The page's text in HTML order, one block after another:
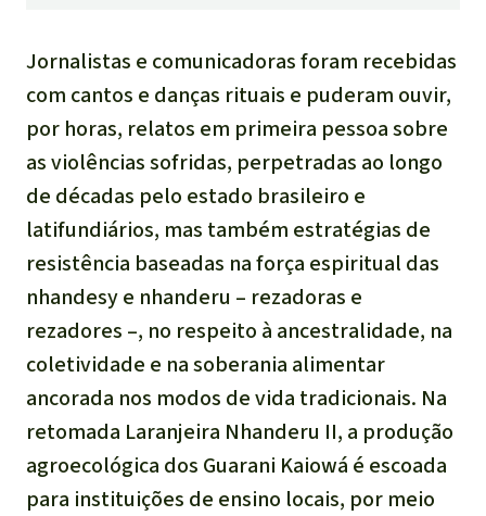
Jornalistas e comunicadoras foram recebidas
com cantos e danças rituais e puderam ouvir,
por horas, relatos em primeira pessoa sobre
as violências sofridas, perpetradas ao longo
de décadas pelo estado brasileiro e
latifundiários, mas também estratégias de
resistência baseadas na força espiritual das
nhandesy e nhanderu – rezadoras e
rezadores –, no respeito à ancestralidade, na
coletividade e na soberania alimentar
ancorada nos modos de vida tradicionais. Na
retomada Laranjeira Nhanderu II, a produção
agroecológica dos Guarani Kaiowá é escoada
para instituições de ensino locais, por meio